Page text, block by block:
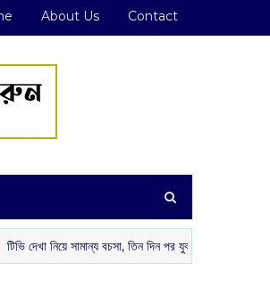
About Us Contact
সামান্য বচসা, তিন দিন পর যুবককে বাড়ি থেকে ডেকে এনে